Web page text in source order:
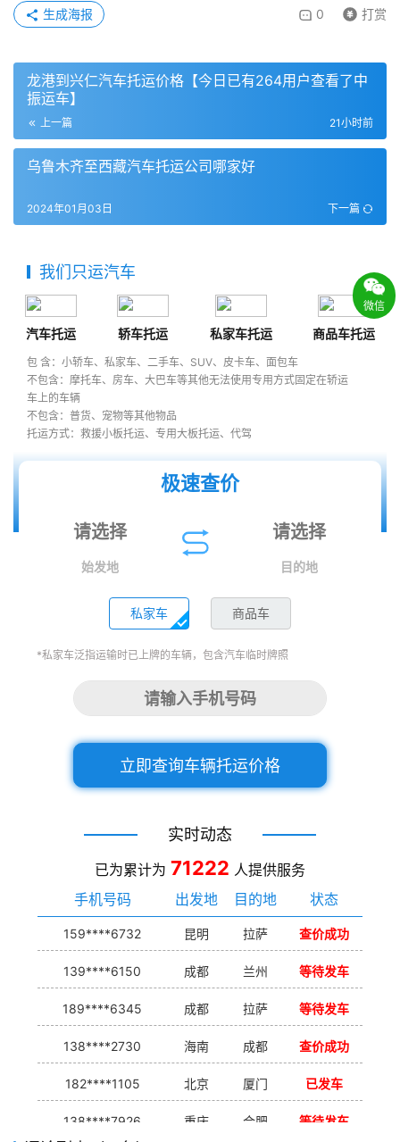
0 打赏
生成海报
龙港到兴仁汽车托运价格【今日已有264用户查看了中
振运车】
上一篇 21小时前
乌鲁木齐至西藏汽车托运公司哪家好
下一篇
2024年01月03日
我们只运汽车
汽车托运 轿车托运 私家车托运 商品车托运
包 含：小轿车、私家车、二手车、SUV、皮卡车、面包车
不包含：摩托车、房车、大巴车等其他无法使用专用方式固定在轿运
车上的车辆
不包含：普货、宠物等其他物品
托运方式：救援小板托运、专用大板托运、代驾
极速查价
始发地 目的地
私家车 商品车
*私家车泛指运输时已上牌的车辆，包含汽车临时牌照
立即查询车辆托运价格
实时动态
已为累计为 71222 人提供服务
手机号码
出发地 目的地 状态
159****6732 昆明 拉萨 查价成功
139****6150 成都 兰州 等待发车
189****6345 成都 拉萨 等待发车
138****2730 海南 成都 查价成功
182****1105 北京 厦门 已发车
138****7926 重庆 合肥 等待发车
微信